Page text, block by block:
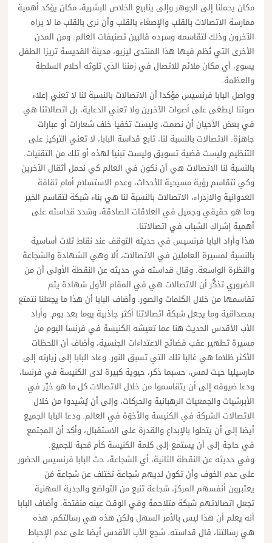
مكان يحملنا إلى الجوهر وإلى ينابيع الخلاص للبشرية، مكان يؤكد أهمية
ممارسة الاتصالات بالقلب والإصغاء بالقلب وأن نرى بالقلب ما لا يراه
الآخرون وذلك لتقاسمه وسرده قالبين تصنيفات العالم. ومن المدن
الأخرى التي نُظم فيها هذا المنتدى ليزيو، مدينة القديسة تريزا الطفل
يسوع، أي مكان ملائم للاتصال في زمننا الذي تلوثه أحلام السلطة
والعظمة.
وواصل البابا فرنسيس مؤكدا أن الاتصالات بالنسبة لنا لا تعني إعلاء
صوتنا ليطغى على أصوات الآخرين ولا تعني الدعاية، بل اتصالاتنا هي
في بعض الأحيان أن نصمت، وليست تخفيا خلف شعارات أو عبارات
جاهزة. الاتصالات بالنسبة لنا، تابع قداسة البابا، لا تعني التركيز على
التنظيم وليست قضية تسويق وليست تبنيا لهذه أو تلك من التقنيات.
بالنسبة لنا الاتصالات هي أن نكون في العالم كي نحمل أثقال الآخرين
وكي نتقاسم رؤية مسيحية للأحداث، وعدم الاستسلام أمام ثقافة
العدوانية والازدراء، الاتصالات بالنسبة لنا هي بناء شبكة لتقاسم الخير
وما هو حقيقي وجميل في العلاقات الصادقة، وشدد قداسته على
أهمية إشراك الشباب في اتصالاتنا.
هذا وأراد البابا فرنسيس في حديثه التوقف عند نقاط ثلاث أساسية
بالنسبة لمسيرة العاملين في الاتصالات، ألا وهي الشهادة والشجاعة
والنظرة الواسعة. وقال قداسته في حديثه عن النقطة الأولى أن من
الضروري تذكُّر أن الاتصالات هي في المقام الأول شهادة يتم
تقاسمها من خلال الكلمات والصور. وأضاف البابا أن هذا ما يجعلنا نتمتع
بمصداقية وما يجعل شبكة اتصالاتنا أكثر جاذبية يوما بعد يوم. وأراد
الأب الأقدس الحديث هنا عما تعيشه الكنيسة في فرنسا اليوم من
مسيرة تطهير عقب فضائح الاعتداءات الجنسية، وأضاف أن اللحظات
الأكثر ظلاما هي غالبا تلك التي تسبق النور. وعاد البابا إلى زيارته إلى
مارسيليا حيث لمس، حسبما ذكر، حيوية كبيرة لدى الكنيسة في فرنسا،
ودعا ضيوفه إلى أن يتقاسموا من خلال الاتصالات كل ما هو خيِّر في
الأبرشيات والجمعيات الرهبانية والحركات، وإلى أن يُشيدوا من خلال
الاتصالات الشركة في الكنيسة والأخوّة في العالم. ودعا البابا الجميع
أيضا إلى أن يتحلوا بالإبداع والقدرة على الاستقبال، وأكد أن المجتمع
في حاجة إلى أن يستمع إلى كلمة الكنيسة كأم مُحبة للجميع.
وفي حديثه عن النقطة الثانية، أي الشجاعة، حث البابا فرنسيس الحضور
على عدم الخوف وأن تكون لديهم شجاعة تختلف عن شجاعة مَن
يعتبرون أنفسهم المركز، شجاعة تنبع من التواضع والجدية المهنية
تجعل اتصالاتهم شبكة متلاحمة وفي الوقت عينه منفتحة. وأضاف البابا
أنه يعلم أن هذا ليس بالأمر السهل ولكن هذه هي رسالتكم، هذه
هي رسالتنا، قال قداسته. شجع الأب الأقدس أيضا على عدم الإحباط